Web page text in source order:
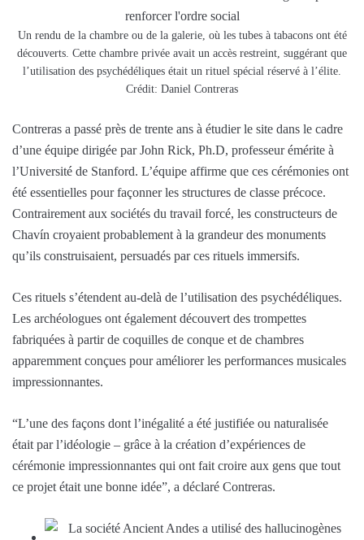
Un rendu de la chambre ou de la galerie, où les tubes à tabacons ont été
découverts. Cette chambre privée avait un accès restreint, suggérant que
l’utilisation des psychédéliques était un rituel spécial réservé à l’élite.
Crédit: Daniel Contreras
Contreras a passé près de trente ans à étudier le site dans le cadre
d’une équipe dirigée par John Rick, Ph.D, professeur émérite à
l’Université de Stanford. L’équipe affirme que ces cérémonies ont
été essentielles pour façonner les structures de classe précoce.
Contrairement aux sociétés du travail forcé, les constructeurs de
Chavín croyaient probablement à la grandeur des monuments
qu’ils construisaient, persuadés par ces rituels immersifs.
Ces rituels s’étendent au-delà de l’utilisation des psychédéliques.
Les archéologues ont également découvert des trompettes
fabriquées à partir de coquilles de conque et de chambres
apparemment conçues pour améliorer les performances musicales
impressionnantes.
“L’une des façons dont l’inégalité a été justifiée ou naturalisée
était par l’idéologie – grâce à la création d’expériences de
cérémonie impressionnantes qui ont fait croire aux gens que tout
ce projet était une bonne idée”, a déclaré Contreras.